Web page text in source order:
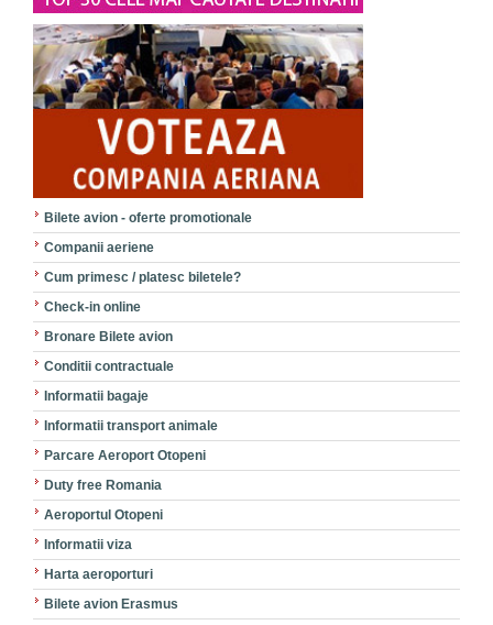
Bilete avion - oferte promotionale
Companii aeriene
Cum primesc / platesc biletele?
Check-in online
Bronare Bilete avion
Conditii contractuale
Informatii bagaje
Informatii transport animale
Parcare Aeroport Otopeni
Duty free Romania
Aeroportul Otopeni
Informatii viza
Harta aeroporturi
Bilete avion Erasmus